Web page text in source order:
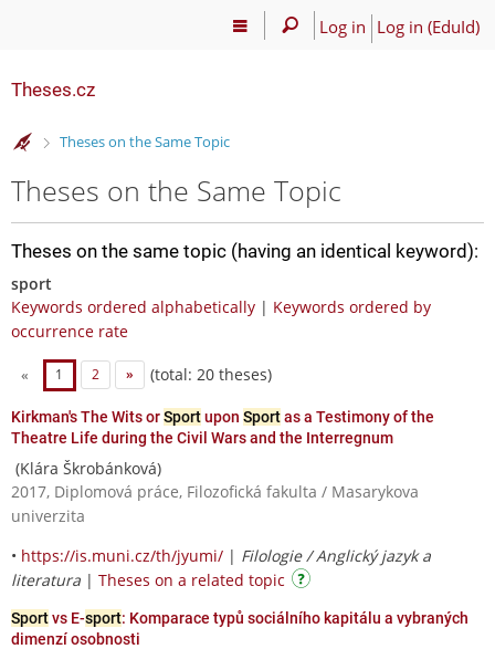
Log in Log in (EduId)
Theses.cz
>
Theses on the Same Topic
Theses on the Same Topic
Theses on the same topic (having an identical keyword):
sport
Keywords ordered alphabetically | Keywords ordered by
occurrence rate
« 1 2 » (total: 20 theses)
Kirkman's The Wits orSportupon Sportas a Testimony of the
Theatre Life during the Civil Wars and the Interregnum
(Klára Škrobánková)
2017, Diplomová práce, Filozofická fakulta / Masarykova
univerzita
• https://is.muni.cz/th/jyumi/ | Filologie / Anglický jazyk a
literatura | Theses on a related topic
Sportvs E-sport: Komparace typů sociálního kapitálu a vybraných
dimenzí osobnosti